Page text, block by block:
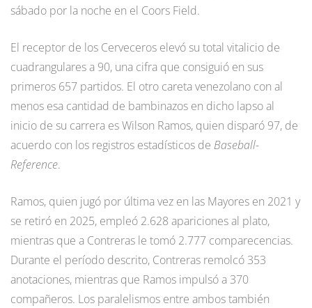
sábado por la noche en el Coors Field.
El receptor de los Cerveceros elevó su total vitalicio de
cuadrangulares a 90, una cifra que consiguió en sus
primeros 657 partidos. El otro careta venezolano con al
menos esa cantidad de bambinazos en dicho lapso al
inicio de su carrera es Wilson Ramos, quien disparó 97, de
acuerdo con los registros estadísticos de Baseball-
Reference.
Ramos, quien jugó por última vez en las Mayores en 2021 y
se retiró en 2025, empleó 2.628 apariciones al plato,
mientras que a Contreras le tomó 2.777 comparecencias.
Durante el período descrito, Contreras remolcó 353
anotaciones, mientras que Ramos impulsó a 370
compañeros. Los paralelismos entre ambos también